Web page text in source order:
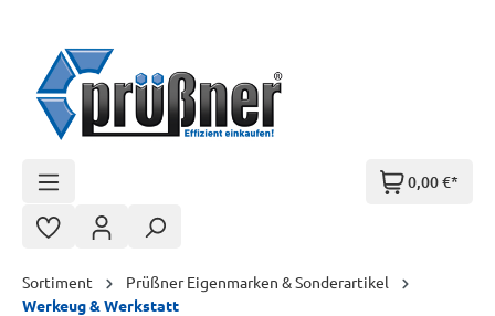
0,00 €*
Sortiment
Prüßner Eigenmarken & Sonderartikel
Werkeug & Werkstatt